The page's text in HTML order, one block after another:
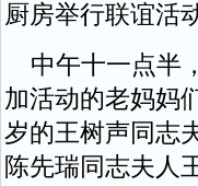
厨房举行联谊活
中午十一点半
加活动的老妈妈
岁的王树声同志
陈先瑞同志夫人